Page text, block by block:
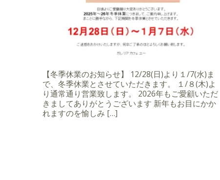
【冬季休業のお知らせ】 12/28(日)より１/7(水)ま
で、冬季休業とさせていただきます。 １/８(木)よ
り通常通り営業致します。 2026年もご愛顧いただ
きましてありがとうございます 新年もお目にかか
れますのを愉しみ […]